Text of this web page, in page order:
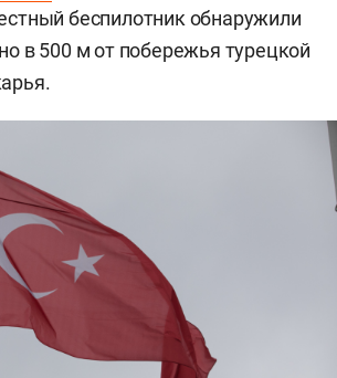
беспилотник обнаружили
в 500 м от побережья турецкой